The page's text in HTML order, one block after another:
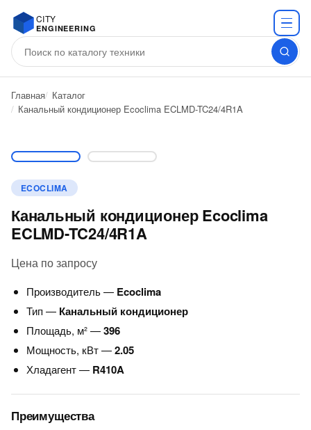
CITY
ENGINEERING
Главная Каталог
Канальный кондиционер Ecoclima ECLMD-TC24/4R1A
ECOCLIMA
Канальный кондиционер Ecoclima
ECLMD-TC24/4R1A
Цена по запросу
Производитель — Ecoclima
Тип — Канальный кондиционер
Площадь, м² —396
Мощность, кВт —2.05
Хладагент — R410A
Преимущества